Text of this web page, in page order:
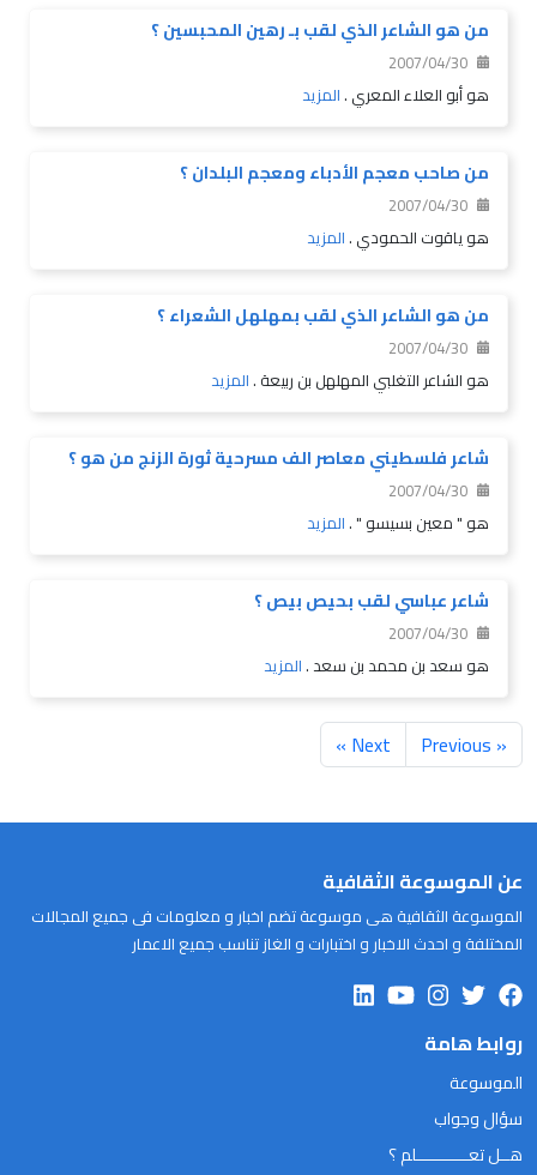
من هو الشاعر الذي لقب بـ رهين المحبسين ؟
2007/04/30
هو أبو العلاء المعري .المزيد
من صاحب معجم الأدباء ومعجم البلدان ؟
2007/04/30
هو ياقوت الحمودي .المزيد
من هو الشاعر الذي لقب بمهلهل الشعراء ؟
2007/04/30
هو الشاعر التغلبي المهلهل بن ربيعة .المزيد
شاعر فلسطيني معاصر الف مسرحية ثورة الزنج من هو ؟
2007/04/30
هو " معين بسيسو " .المزيد
شاعر عباسي لقب بحيص بيص ؟
2007/04/30
هو سعد بن محمد بن سعد .المزيد
« Previous
Next »
عن الموسوعة الثقافية
الموسوعة الثقافية هى موسوعة تضم اخبار و معلومات فى جميع المجالات
المختلفة و احدث الاخبار و اختبارات و الغاز تناسب جميع الاعمار
روابط هامة
الموسوعة
سؤال وجواب
هــل تعـــــــــــلم ؟